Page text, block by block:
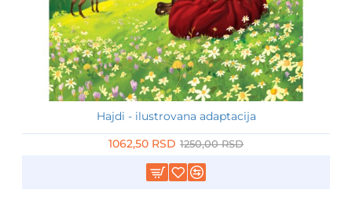
Hajdi - ilustrovana adaptacija
1062,50 RSD 1250,00 RSD